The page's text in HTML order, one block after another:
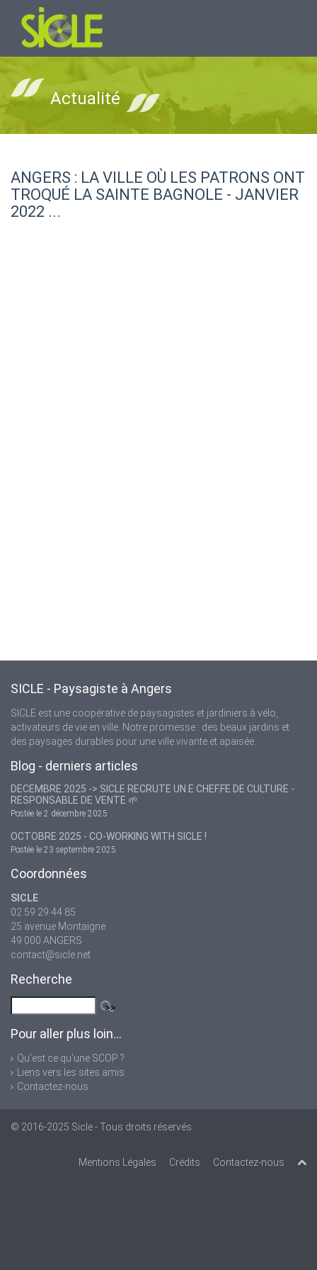
Actualité
ANGERS : LA VILLE OÙ LES PATRONS ONT
TROQUÉ LA SAINTE BAGNOLE - JANVIER
2022 ...
SICLE - Paysagiste à Angers
SICLE est une coopérative de paysagistes et jardiniers à vélo,
activateurs de vie en ville. Notre promesse : des beaux jardins et
des paysages durables pour une ville vivante et apaisée.
Blog - derniers articles
DECEMBRE 2025 -> SICLE RECRUTE UN.E CHEF.FE DE CULTURE -
RESPONSABLE DE VENTE 🌱
Postée le 2 décembre 2025
OCTOBRE 2025 - CO-WORKING WITH SICLE !
Postée le 23 septembre 2025
Coordonnées
SICLE
02 59 29 44 85
25 avenue Montaigne
49 000 ANGERS
contact@sicle.net
Recherche
Pour aller plus loin...
Qu’est ce qu’une SCOP ?
Liens vers les sites amis
Contactez-nous
© 2016-2025 Sicle- Tous droits réservés
Mentions Légales Crédits Contactez-nous